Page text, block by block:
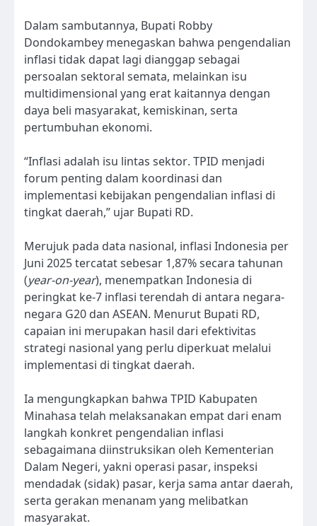
Dalam sambutannya, Bupati Robby
Dondokambey menegaskan bahwa pengendalian
inflasi tidak dapat lagi dianggap sebagai
persoalan sektoral semata, melainkan isu
multidimensional yang erat kaitannya dengan
daya beli masyarakat, kemiskinan, serta
pertumbuhan ekonomi.
“Inflasi adalah isu lintas sektor. TPID menjadi
forum penting dalam koordinasi dan
implementasi kebijakan pengendalian inflasi di
tingkat daerah,” ujar Bupati RD.
Merujuk pada data nasional, inflasi Indonesia per
Juni 2025 tercatat sebesar 1,87% secara tahunan
(year-on-year), menempatkan Indonesia di
peringkat ke-7 inflasi terendah di antara negara-
negara G20 dan ASEAN. Menurut Bupati RD,
capaian ini merupakan hasil dari efektivitas
strategi nasional yang perlu diperkuat melalui
implementasi di tingkat daerah.
Ia mengungkapkan bahwa TPID Kabupaten
Minahasa telah melaksanakan empat dari enam
langkah konkret pengendalian inflasi
sebagaimana diinstruksikan oleh Kementerian
Dalam Negeri, yakni operasi pasar, inspeksi
mendadak (sidak) pasar, kerja sama antar daerah,
serta gerakan menanam yang melibatkan
masyarakat.